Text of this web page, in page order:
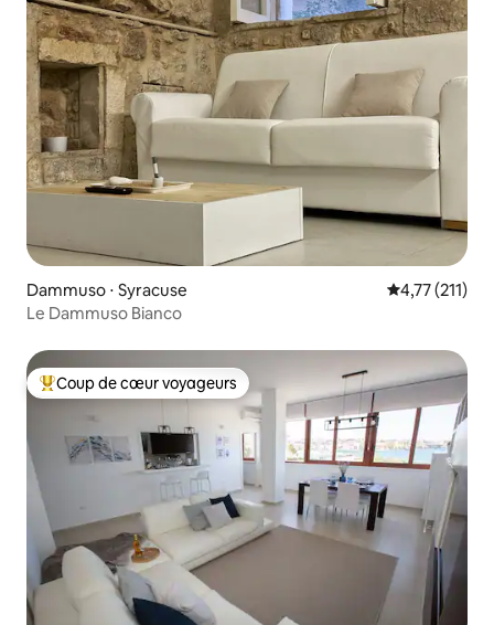
Dammuso ⋅ Syracuse Évaluation
4,77 (211)
Le Dammuso Bianco
Coups de cœur voyageurs les plus appréciés
Coup de cœur voyageurs